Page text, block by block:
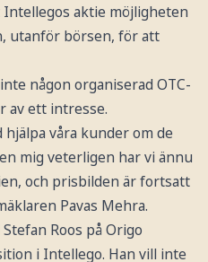
aktie möjligheten
utanför börsen, för att
någon organiserad OTC-
av ett intresse.
våra kunder om de
mig veterligen har vi ännu
och prisbilden är fortsatt
Pavas Mehra.
Roos på Origo
i Intellego. Han vill inte